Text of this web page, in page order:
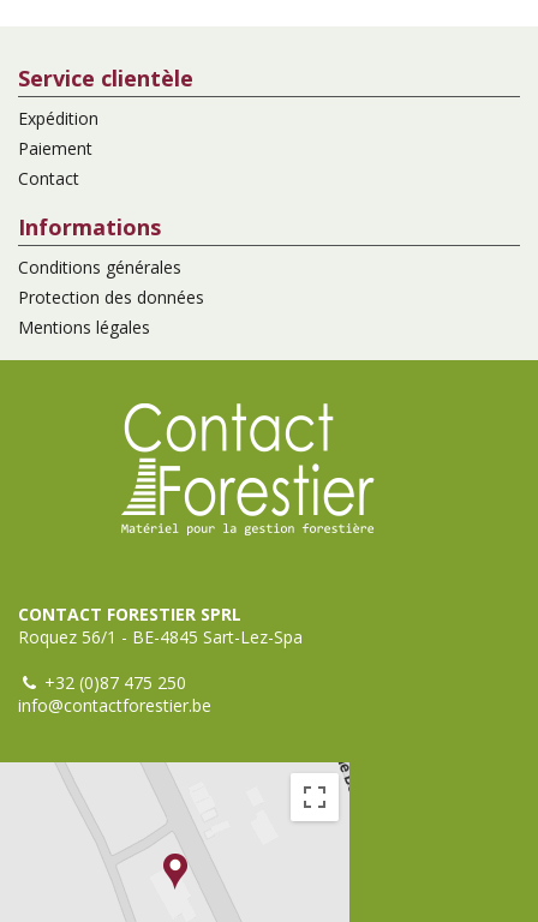
Service clientèle
Expédition
Paiement
Contact
Informations
Conditions générales
Protection des données
Mentions légales
CONTACT FORESTIER SPRL
Roquez 56/1 - BE-4845 Sart-Lez-Spa
+32 (0)87 475 250
info@contactforestier.be